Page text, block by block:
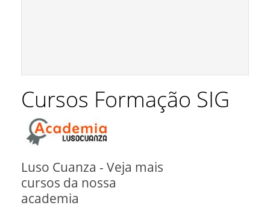
Cursos Formação SIG
Luso Cuanza - Veja mais
cursos da nossa
academia